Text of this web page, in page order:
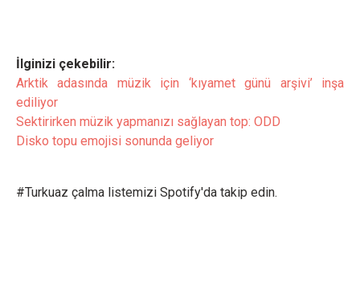
İlginizi çekebilir:
Arktik adasında müzik için ‘kıyamet günü arşivi’ inşa
ediliyor
Sektirirken müzik yapmanızı sağlayan top: ODD
Disko topu emojisi sonunda geliyor
#Turkuaz çalma listemizi Spotify'da takip edin.